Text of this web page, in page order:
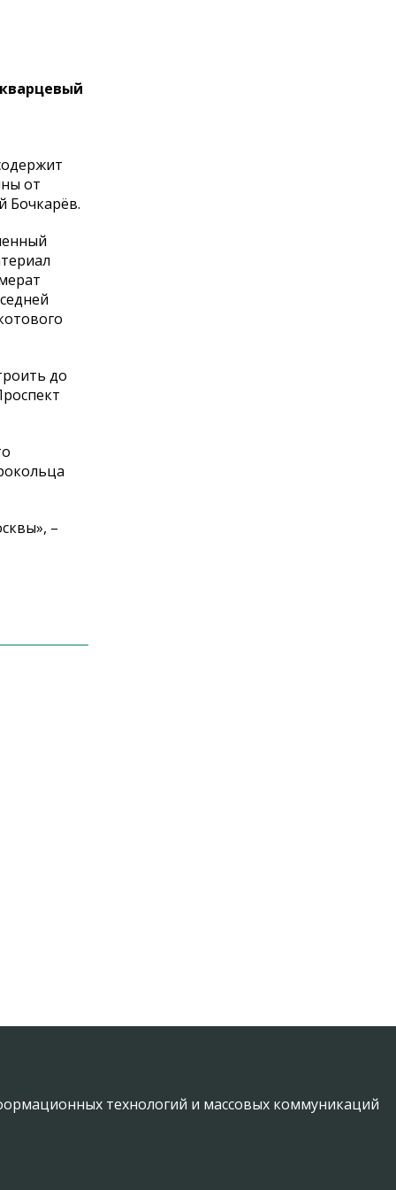
от
Бочкарёв.
до
–
технологий и массовых коммуникаций